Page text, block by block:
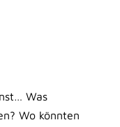
Was
Wo könnten